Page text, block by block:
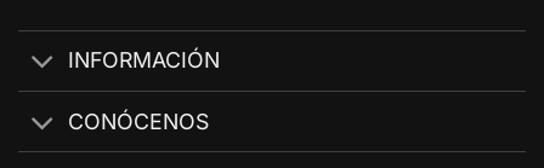
INFORMACIÓN
CONÓCENOS